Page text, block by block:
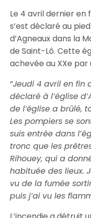
Le 4 avril dernier en
s’est déclaré au
d’Agneaux dans la
de Saint-Lô. Cette
achevée au XXe
“Jeudi 4 avril en fin
déclaré à l’église
de l’église a brûlé,
Les pompiers se
suis entrée dans
tronc que les
Rihouey, qui a
habituée des lieux.
vu de la fumée
puis j’ai vu les